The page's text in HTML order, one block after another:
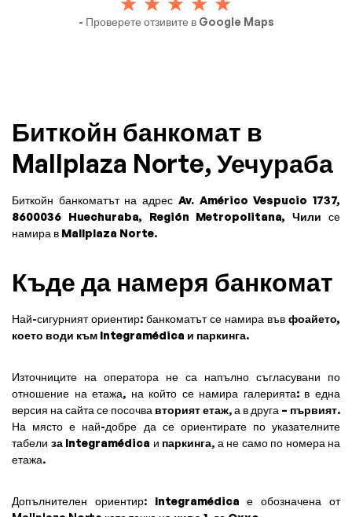
- Проверете отзивите в Google Maps
Биткойн банкомат в
Mallplaza Norte, Уечураба
Биткойн банкоматът на адрес Av. Américo Vespucio 1737,
8600036 Huechuraba, Región Metropolitana, Чили се
намира в Mallplaza Norte.
Къде да намеря банкомат
Най-сигурният ориентир: банкоматът се намира във фоайето,
което води към Integramédica и паркинга.
Източниците на оператора не са напълно съгласувани по
отношение на етажа, на който се намира галерията: в една
версия на сайта се посочва вторият етаж, а в друга – първият.
На място е най-добре да се ориентирате по указателните
табели за Integramédica и паркинга, а не само по номера на
етажа.
Допълнителен ориентир: Integramédica е обозначена от